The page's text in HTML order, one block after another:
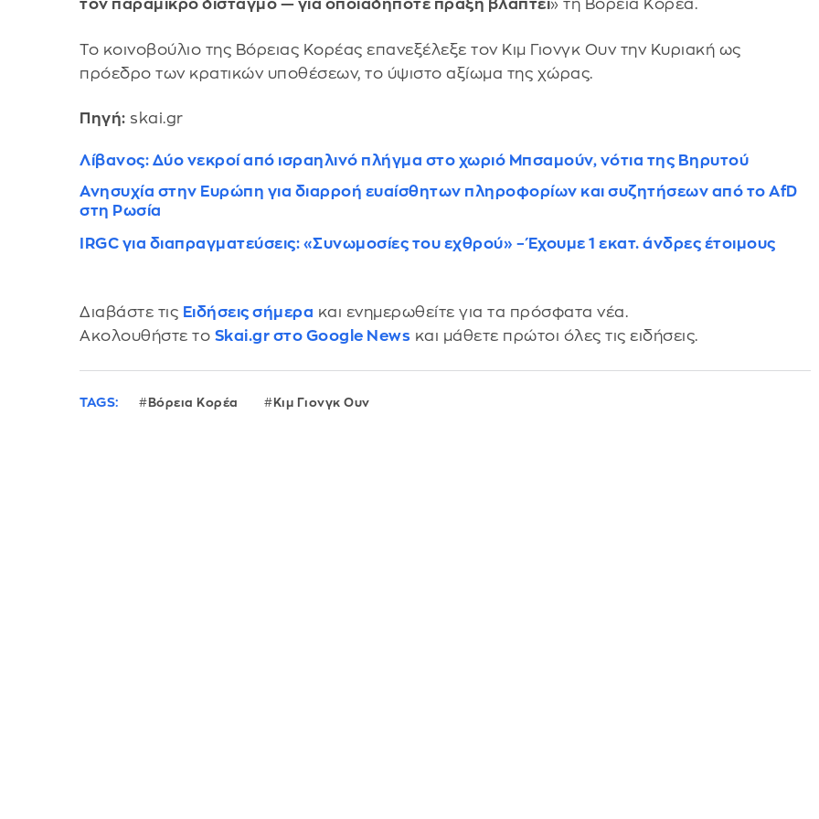
τον παραμικρό δισταγμό — για οποιαδήποτε πράξη βλάπτει» τη Βόρεια Κορέα.
Το κοινοβούλιο της Βόρειας Κορέας επανεξέλεξε τον Κιμ Γιονγκ Ουν την Κυριακή ως
πρόεδρο των κρατικών υποθέσεων, το ύψιστο αξίωμα της χώρας.
Πηγή: skai.gr
Λίβανος: Δύο νεκροί από ισραηλινό πλήγμα στο χωριό Μπσαμούν, νότια της Βηρυτού
Ανησυχία στην Ευρώπη για διαρροή ευαίσθητων πληροφορίων και συζητήσεων από το AfD
στη Ρωσία
IRGC για διαπραγματεύσεις: «Συνωμοσίες του εχθρού» – Έχουμε 1 εκατ. άνδρες έτοιμους
Διαβάστε τις Ειδήσεις σήμερα και ενημερωθείτε για τα πρόσφατα νέα.
Ακολουθήστε το Skai.gr στο Google News και μάθετε πρώτοι όλες τις ειδήσεις.
TAGS: Βόρεια Κορέα Κιμ Γιονγκ Ουν